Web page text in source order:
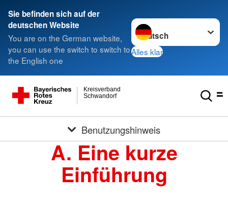
Sie befinden sich auf der
deutschen Website
You are on the German website,
you can use the switch to switch to
the English one
Sprache wechseln zu
Alles klar
Schwandorf
Kreisverband
Benutzungshinweis
A. Eine kurze
Einführung